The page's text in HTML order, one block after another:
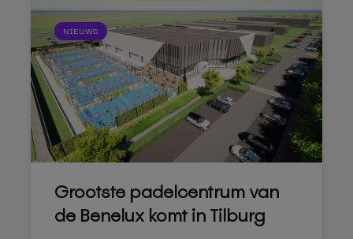
NIEUWS
Grootste padelcentrum van
de Benelux komt in Tilburg